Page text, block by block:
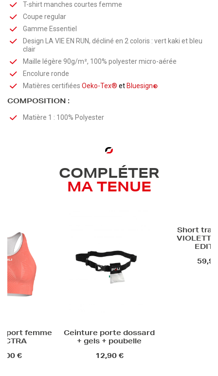
T-shirt manches courtes femme
Coupe regular
Gamme Essentiel
Design LA VIE EN RUN, décliné en 2 coloris : vert kaki et bleu
clair
Maille légère 90g/m², 100% polyester micro-aérée
Encolure ronde
Matières certifiées Oeko-Tex® et Bluesign®
COMPOSITION :
Matière 1 : 100% Polyester
COMPLÉTER
MA TENUE
porte dossard
+ poubelle
12,90 €
59,90 €
Shorty